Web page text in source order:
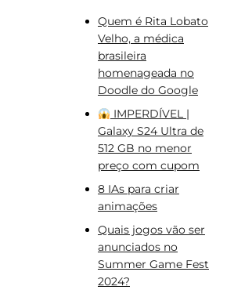
Quem é Rita Lobato
Velho, a médica
brasileira
homenageada no
Doodle do Google
IMPERDÍVEL |
Galaxy S24 Ultra de
512 GB no menor
preço com cupom
8 IAs para criar
animações
Quais jogos vão ser
anunciados no
Summer Game Fest
2024?